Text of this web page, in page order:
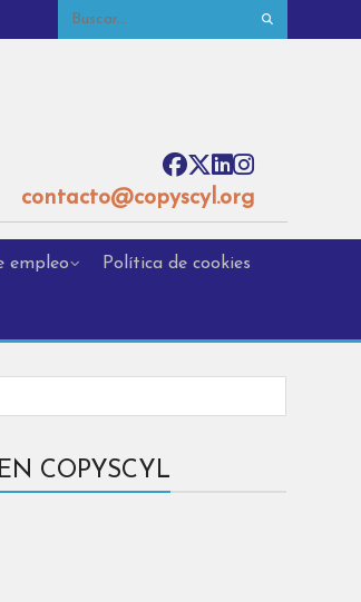
contacto@copyscyl.org
empleo Política de cookies
COPYSCYL